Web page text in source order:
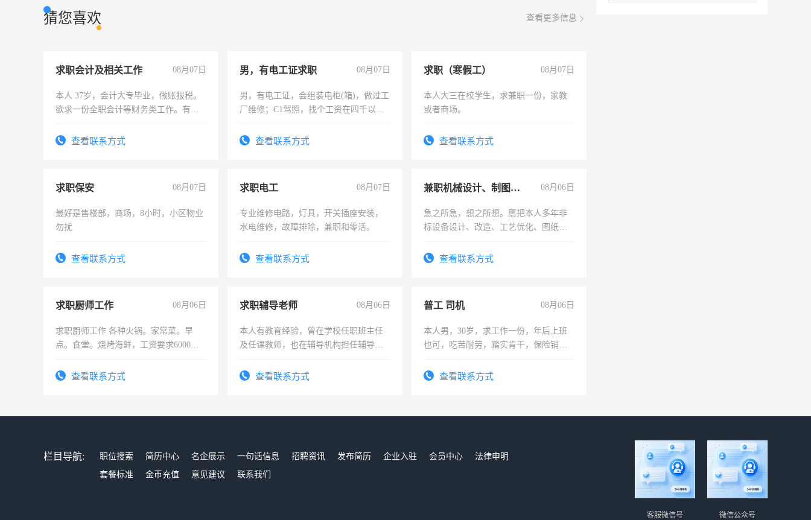
猜您喜欢 查看更多信息
求职会计及相关工作 08月07日
本人 37岁，会计大专毕业，做账报税。
欲求一份全职会计等财务类工作。有会
查看联系方式
男，有电工证求职 08月07日
男，有电工证，会组装电柜(箱)，做过工
厂维修；C1驾照，找个工资在四千以
电话查看联系方式
求职（寒假工） 08月07日
本人大三在校学生，求兼职一份，家教
或者商场。
查看联系方式
求职保安 08月07日
最好是售楼部，商场，8小时，小区物业
勿扰
查看联系方式
求职电工 08月07日
专业维修电路，灯具，开关插座安装，
水电维修，故障排除，兼职和零活。
查看联系方式
兼职机械设计、制图、设备改造 08月06日
急之所急，想之所想。愿把本人多年非
标设备设计、改造、工艺优化、图纸制
结识有识之士，共享未来。
查看联系方式
求职厨师工作 08月06日
求职厨师工作 各种火锅。家常菜。早
点。食堂。烧烤海鲜，工资要求6000以
查看联系方式
求职辅导老师 08月06日
本人有教育经验，曾在学校任职班主任
及任课教师，也在辅导机构担任辅导教
查看联系方式
普工 司机 08月06日
本人男，30岁，求工作一份，年后上班
也可，吃苦耐劳，踏实肯干，保险销售
查看联系方式
栏目导航: 职位搜索 简历中心 名企展示 一句话信息 招聘资讯 发布简历 企业入驻 会员中心
法律申明
套餐标准
金币充值 意见建议 联系我们
微信公众号
客服微信号